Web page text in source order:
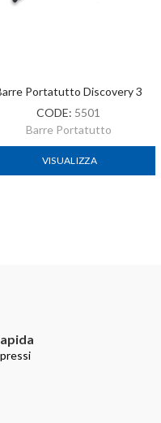
Portatutto Discovery 3
CODE: 5501
Barre Portatutto
VISUALIZZA